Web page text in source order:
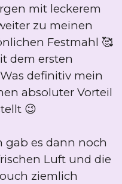
mit leckerem
zu meinen
Festmahl 🥰
dem ersten
definitiv mein
absoluter Vorteil
😉
gab es dann noch
Luft und die
ziemlich